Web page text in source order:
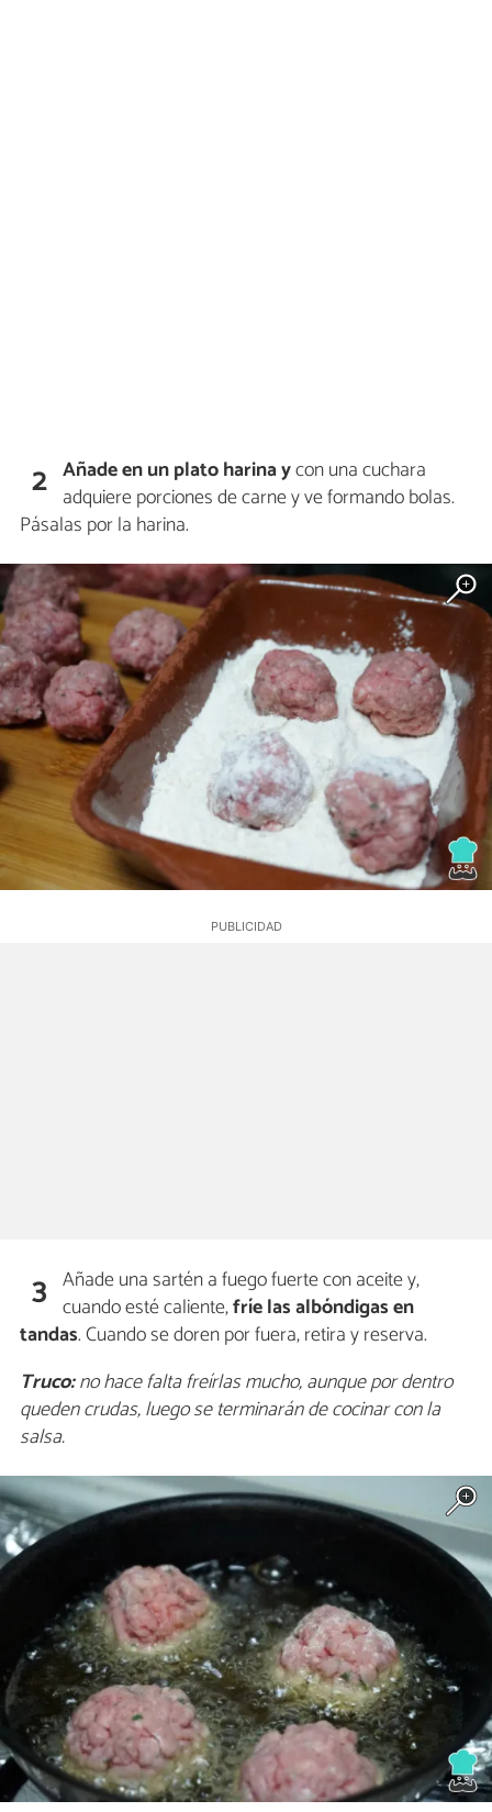
2 Añade en un plato harina ycon una cuchara
adquiere porciones de carne y ve formando bolas.
Pásalas por la harina.
3 Añade una sartén a fuego fuerte con aceite y,
cuando esté caliente,fríe las albóndigas en
tandas. Cuando se doren por fuera, retira y reserva.
Truco:no hace falta freírlas mucho, aunque por dentro
queden crudas, luego se terminarán de cocinar con la
salsa.